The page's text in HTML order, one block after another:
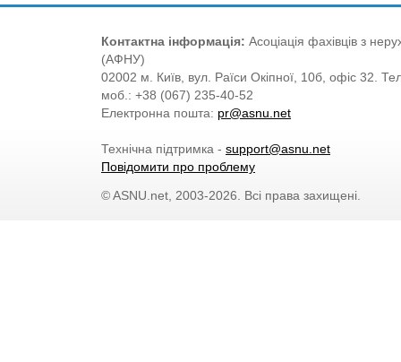
Контактна інформація: Асоціація фахівців з
(АФНУ)
02002 м. Київ, вул. Раїси Окіпної, 10б, офіс 32.
моб.: +38 (067) 235-40-52
Електронна пошта: pr@asnu.net
Технічна підтримка - support@asnu.net
Повідомити про проблему
© ASNU.net, 2003-2026. Всі права захищені.